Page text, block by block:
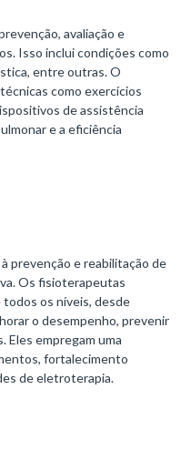
avaliação e
Isso inclui condições como
entre outras. O
como exercícios
de assistência
e a eficiência
prevenção e reabilitação de
Os fisioterapeutas
os níveis, desde
o desempenho, prevenir
Eles empregam uma
fortalecimento
de eletroterapia.